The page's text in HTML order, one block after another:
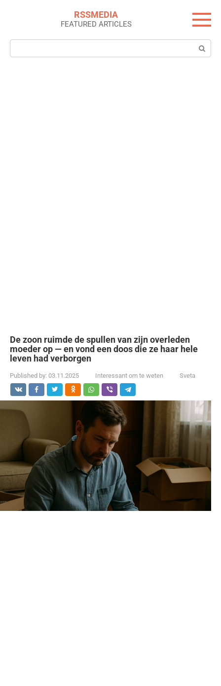
RSSMEDIA
FEATURED ARTICLES
Search:
De zoon ruimde de spullen van zijn overleden
moeder op — en vond een doos die ze haar hele
leven had verborgen
Published by: 03.11.2025 Interessant om te weten Sveta